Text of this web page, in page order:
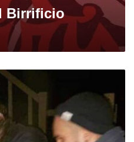
Birrificio